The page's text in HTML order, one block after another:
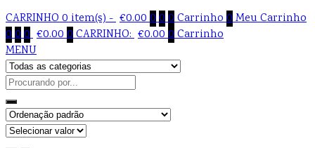
CARRINHO0 item(s) - €0.00000Carrinho0Meu Carrinho
000 €0.000CARRINHO: €0.000Carrinho
MENU